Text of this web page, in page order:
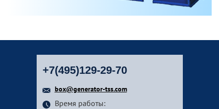
+7(495)129-29-70
box@generator-tss.com
Время работы: